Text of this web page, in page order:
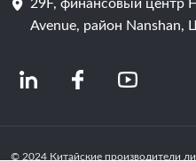
Батарейная ячейка
29F, финансовый центр
Avenue, район Nanshan,
© 2024 Китайские производители